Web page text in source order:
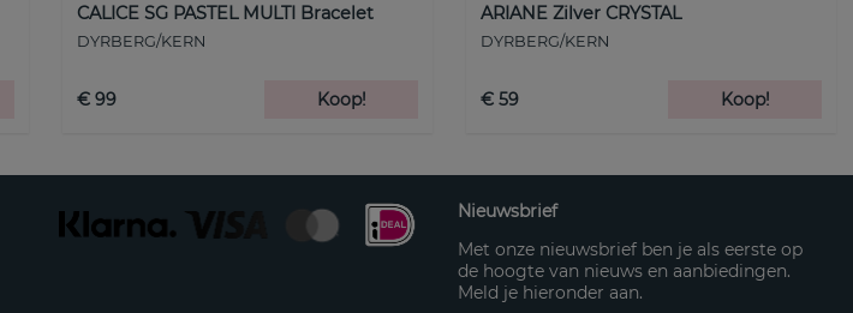
CALICE SG PASTEL MULTI Bracelet
DYRBERG/KERN
€ 99 Koop!
ARIANE Zilver CRYSTAL
DYRBERG/KERN
€ 59 Koop!
Nieuwsbrief
Met onze nieuwsbrief ben je als eerste op
de hoogte van nieuws en aanbiedingen.
Meld je hieronder aan.